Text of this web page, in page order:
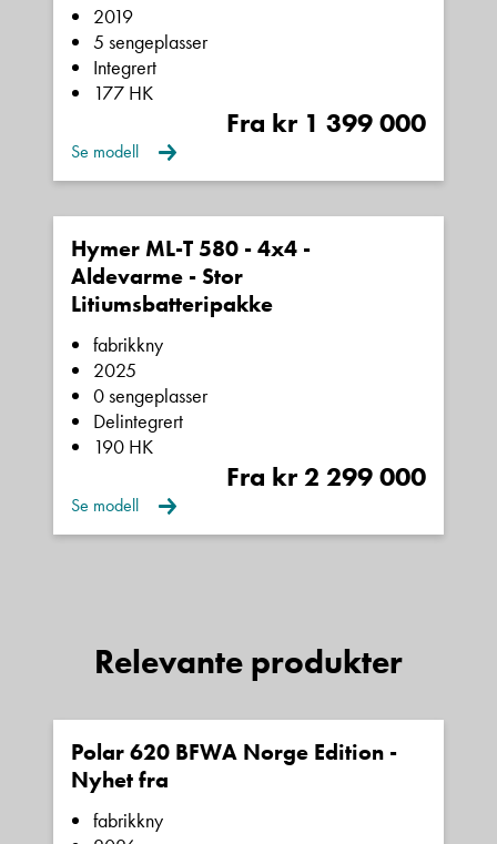
2019
5 sengeplasser
Integrert
177 HK
Fra kr 1 399 000
Se modell
Hymer ML-T 580 - 4x4 -
Aldevarme - Stor
Litiumsbatteripakke
fabrikkny
2025
0 sengeplasser
Delintegrert
190 HK
Fra kr 2 299 000
Se modell
Relevante produkter
Polar 620 BFWA Norge Edition -
Nyhet fra
fabrikkny